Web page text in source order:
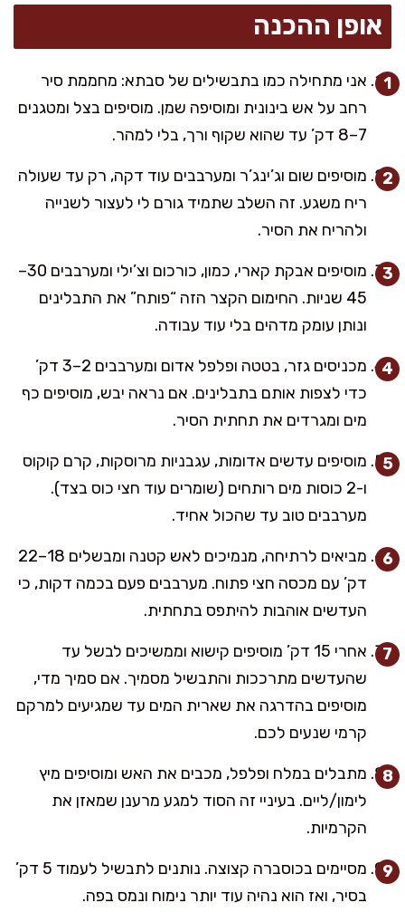
אופן ההכנה
אני מתחילה כמו בתבשילים של סבתא: מחממת סיר
רחב על אש בינונית ומוסיפה שמן. מוסיפים בצל ומטגנים
7–8 דק’ עד שהוא שקוף ורך, בלי למהר.
מוסיפים שום וג’ינג’ר ומערבבים עוד דקה, רק עד שעולה
ריח משגע. זה השלב שתמיד גורם לי לעצור לשנייה
ולהריח את הסיר.
מוסיפים אבקת קארי, כמון, כורכום וצ’ילי ומערבבים 30–
45 שניות. החימום הקצר הזה “פותח” את התבלינים
ונותן עומק מדהים בלי עוד עבודה.
מכניסים גזר, בטטה ופלפל אדום ומערבבים 2–3 דק’
כדי לצפות אותם בתבלינים. אם נראה יבש, מוסיפים כף
מים ומגרדים את תחתית הסיר.
מוסיפים עדשים אדומות, עגבניות מרוסקות, קרם קוקוס
ו-2 כוסות מים רותחים (שומרים עוד חצי כוס בצד).
מערבבים טוב עד שהכול אחיד.
מביאים לרתיחה, מנמיכים לאש קטנה ומבשלים 18–22
דק’ עם מכסה חצי פתוח. מערבבים פעם בכמה דקות, כי
העדשים אוהבות להיתפס בתחתית.
אחרי 15 דק’ מוסיפים קישוא וממשיכים לבשל עד
שהעדשים מתרככות והתבשיל מסמיך. אם סמיך מדי,
מוסיפים בהדרגה את שארית המים עד שמגיעים למרקם
קרמי שנעים לכם.
מתבלים במלח ופלפל, מכבים את האש ומוסיפים מיץ
לימון/ליים. בעיניי זה הסוד למגע מרענן שמאזן את
הקרמיות.
מסיימים בכוסברה קצוצה. נותנים לתבשיל לעמוד 5 דק’
בסיר, ואז הוא נהיה עוד יותר נימוח ונמס בפה.